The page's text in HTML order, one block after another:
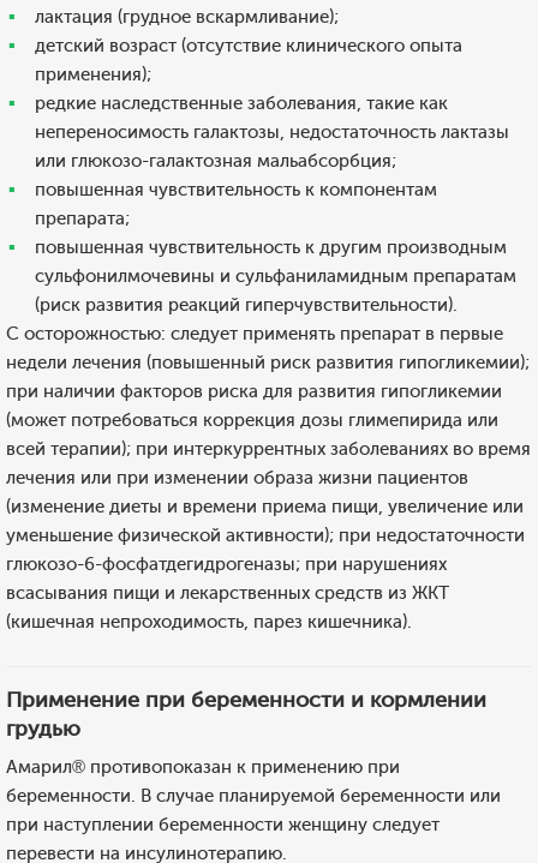
лактация (грудное вскармливание);
детский возраст (отсутствие клинического опыта
применения);
редкие наследственные заболевания, такие как
непереносимость галактозы, недостаточность лактазы
или глюкозо-галактозная мальабсорбция;
повышенная чувствительность к компонентам
препарата;
повышенная чувствительность к другим производным
сульфонилмочевины и сульфаниламидным препаратам
(риск развития реакций гиперчувствительности).
С осторожностью: следует применять препарат в первые
недели лечения (повышенный риск развития гипогликемии);
при наличии факторов риска для развития гипогликемии
(может потребоваться коррекция дозы глимепирида или
всей терапии); при интеркуррентных заболеваниях во время
лечения или при изменении образа жизни пациентов
(изменение диеты и времени приема пищи, увеличение или
уменьшение физической активности); при недостаточности
глюкозо-6-фосфатдегидрогеназы; при нарушениях
всасывания пищи и лекарственных средств из ЖКТ
(кишечная непроходимость, парез кишечника).
Применение при беременности и кормлении
грудью
Амарил® противопоказан к применению при
беременности. В случае планируемой беременности или
при наступлении беременности женщину следует
перевести на инсулинотерапию.